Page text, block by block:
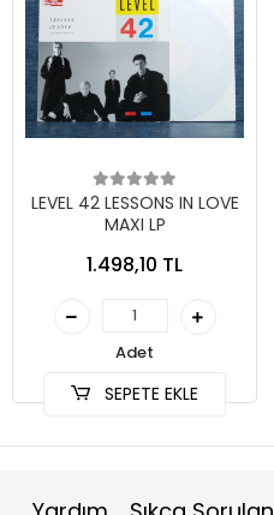
LEVEL 42 LESSONS IN LOVE
MAXI LP
1.498,10 TL
Adet
SEPETE EKLE